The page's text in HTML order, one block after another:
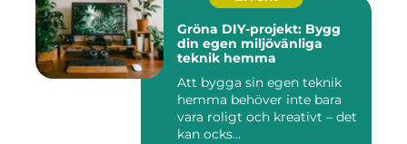
Gröna DIY-projekt: Bygg
din egen miljövänliga
teknik hemma
Att bygga sin egen teknik
hemma behöver inte bara
vara roligt och kreativt – det
kan ocks...